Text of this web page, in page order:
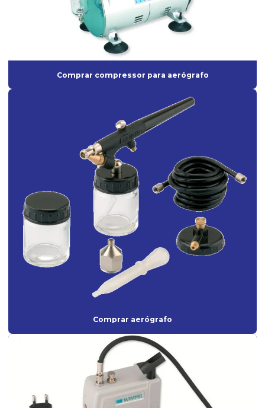
Lixadeira roto-orbital
Lixadeira roto-orbital elétrica
Lixadeira roto-orbital pneumática
Lixadeira roto orbital profissional
Mangueira de Borracha para ar Comprimido
Mangueira industrial para ar comprimido
Misturador elétrico para tinta
Onde comprar aerógrafo para maquiagem
Pistola para aplicação de textura
Pistola para emborrachamento
Pistola de pintura de alta pressão
Pistola de pintura de ar direto
Pistola de pintura de gravidade ar direto
Pistola de pintura gravidade hvlp
Pistola de pintura hvlp profissional
Pistola de pintura de sucção
Comprar compressor para aerógrafo
Comprar aerógrafo